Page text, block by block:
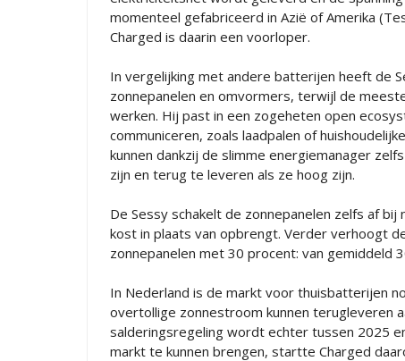
momenteel gefabriceerd in Azië of Amerika
Charged is daarin een voorloper.
In vergelijking met andere batterijen heeft de
zonnepanelen en omvormers, terwijl de
werken. Hij past in een zogeheten open
communiceren, zoals laadpalen of
kunnen dankzij de slimme energiemanager
zijn en terug te leveren als ze hoog zijn.
De Sessy schakelt de zonnepanelen zelfs af
kost in plaats van opbrengt. Verder verhoogt
zonnepanelen met 30 procent: van gemiddeld
In Nederland is de markt voor thuisbatterijen
overtollige zonnestroom kunnen terugleveren
salderingsregeling wordt echter tussen 2025
markt te kunnen brengen, startte Charged